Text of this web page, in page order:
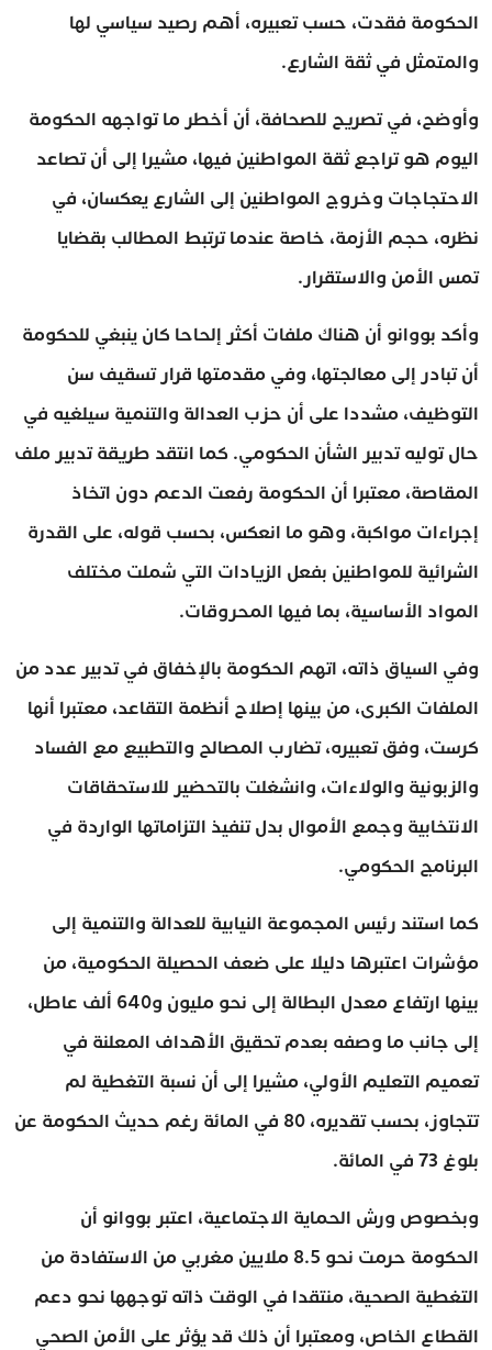
الحكومة فقدت، حسب تعبيره، أهم رصيد سياسي لها
والمتمثل في ثقة الشارع.
وأوضح، في تصريح للصحافة، أن أخطر ما تواجهه الحكومة
اليوم هو تراجع ثقة المواطنين فيها، مشيرا إلى أن تصاعد
الاحتجاجات وخروج المواطنين إلى الشارع يعكسان، في
نظره، حجم الأزمة، خاصة عندما ترتبط المطالب بقضايا
تمس الأمن والاستقرار.
وأكد بووانو أن هناك ملفات أكثر إلحاحا كان ينبغي للحكومة
أن تبادر إلى معالجتها، وفي مقدمتها قرار تسقيف سن
التوظيف، مشددا على أن حزب العدالة والتنمية سيلغيه في
حال توليه تدبير الشأن الحكومي. كما انتقد طريقة تدبير ملف
المقاصة، معتبرا أن الحكومة رفعت الدعم دون اتخاذ
إجراءات مواكبة، وهو ما انعكس، بحسب قوله، على القدرة
الشرائية للمواطنين بفعل الزيادات التي شملت مختلف
المواد الأساسية، بما فيها المحروقات.
وفي السياق ذاته، اتهم الحكومة بالإخفاق في تدبير عدد من
الملفات الكبرى، من بينها إصلاح أنظمة التقاعد، معتبرا أنها
كرست، وفق تعبيره، تضارب المصالح والتطبيع مع الفساد
والزبونية والولاءات، وانشغلت بالتحضير للاستحقاقات
الانتخابية وجمع الأموال بدل تنفيذ التزاماتها الواردة في
البرنامج الحكومي.
كما استند رئيس المجموعة النيابية للعدالة والتنمية إلى
مؤشرات اعتبرها دليلا على ضعف الحصيلة الحكومية، من
بينها ارتفاع معدل البطالة إلى نحو مليون و640 ألف عاطل،
إلى جانب ما وصفه بعدم تحقيق الأهداف المعلنة في
تعميم التعليم الأولي، مشيرا إلى أن نسبة التغطية لم
تتجاوز، بحسب تقديره، 80 في المائة رغم حديث الحكومة عن
بلوغ 73 في المائة.
وبخصوص ورش الحماية الاجتماعية، اعتبر بووانو أن
الحكومة حرمت نحو 8.5 ملايين مغربي من الاستفادة من
التغطية الصحية، منتقدا في الوقت ذاته توجهها نحو دعم
القطاع الخاص، ومعتبرا أن ذلك قد يؤثر على الأمن الصحي